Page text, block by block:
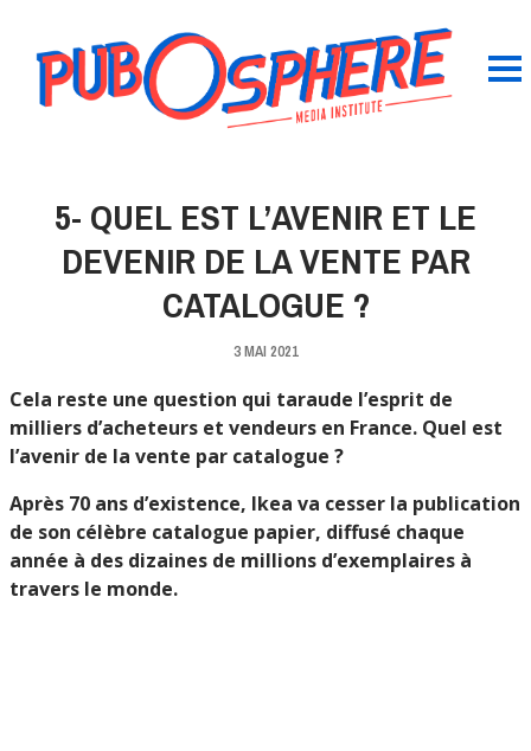
5- QUEL EST L’AVENIR ET LE
DEVENIR DE LA VENTE PAR
CATALOGUE ?
3 MAI 2021
Cela reste une question qui taraude l’esprit de
milliers d’acheteurs et vendeurs en France. Quel est
l’avenir de la vente par catalogue ?
Après 70 ans d’existence, Ikea va cesser la publication
de son célèbre catalogue papier, diffusé chaque
année à des dizaines de millions d’exemplaires à
travers le monde.